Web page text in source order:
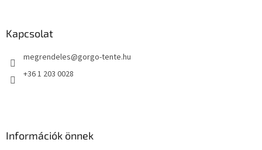
Kapcsolat
megrendeles@gorgo-tente.hu
+36 1 203 0028
Információk önnek